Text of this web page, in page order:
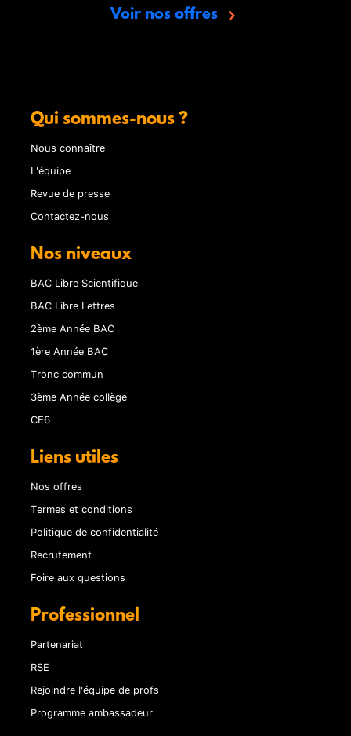
Voir nos offres
Qui sommes-nous ?
Nous connaître
L'équipe
Revue de presse
Contactez-nous
Nos niveaux
BAC Libre Scientifique
BAC Libre Lettres
2ème Année BAC
1ère Année BAC
Tronc commun
3ème Année collège
CE6
Liens utiles
Nos offres
Termes et conditions
Politique de confidentialité
Recrutement
Foire aux questions
Professionnel
Partenariat
RSE
Rejoindre l'équipe de profs
Programme ambassadeur